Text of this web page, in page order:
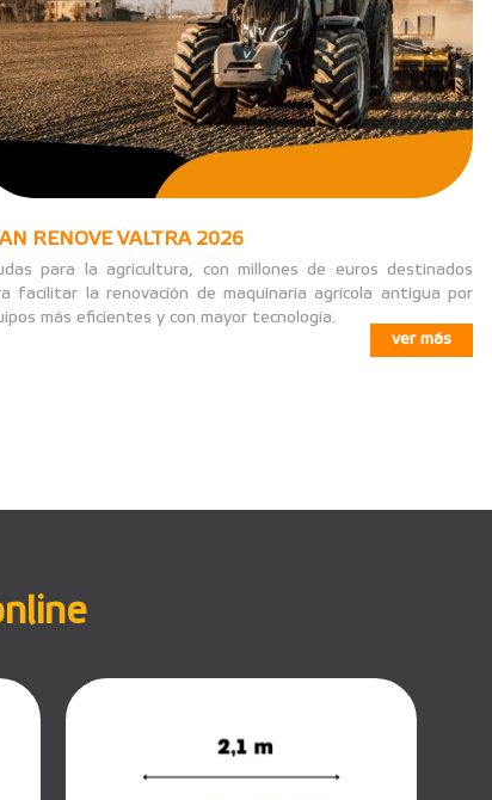
RENOVE VALTRA 2026
para la agricultura, con millones de euros destinados
facilitar la renovación de maquinaria agrícola antigua por
más eficientes y con mayor tecnología.
ver más